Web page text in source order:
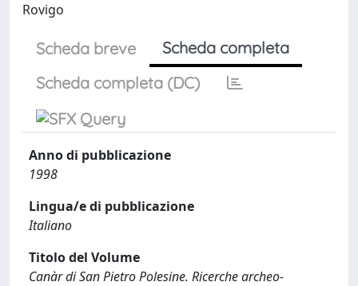
Rovigo
Scheda breve
Scheda completa
Scheda completa (DC)
Anno di pubblicazione
1998
Lingua/e di pubblicazione
Italiano
Titolo del Volume
Canàr di San Pietro Polesine. Ricerche archeo-